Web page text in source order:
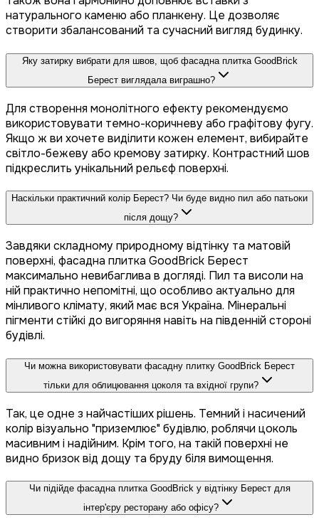
натурального каменю або планкену. Це дозволяє
створити збалансований та сучасний вигляд будинку.
Яку затирку вибрати для швов, щоб фасадна плитка GoodBrick
Берест виглядала виграшно?
Для створення монолітного ефекту рекомендуємо
використовувати темно-коричневу або графітову фугу.
Якщо ж ви хочете виділити кожен елемент, вибирайте
світло-бежеву або кремову затирку. Контрастний шов
підкреслить унікальний рельєф поверхні.
Наскільки практичний колір Берест? Чи буде видно пил або патьоки
після дощу?
Завдяки складному природному відтінку та матовій
поверхні, фасадна плитка GoodBrick Берест
максимально невибаглива в догляді. Пил та висоли на
ній практично непомітні, що особливо актуально для
мінливого клімату, який має вся Україна. Мінеральні
пігменти стійкі до вигоряння навіть на південній стороні
будівлі.
Чи можна використовувати фасадну плитку GoodBrick Берест
тільки для облицювання цоколя та вхідної групи?
Так, це одне з найчастіших рішень. Темний і насичений
колір візуально "приземлює" будівлю, роблячи цоколь
масивним і надійним. Крім того, на такій поверхні не
видно бризок від дощу та бруду біля вимощення.
Чи підійде фасадна плитка GoodBrick у відтінку Берест для
інтер'єру ресторану або офісу?